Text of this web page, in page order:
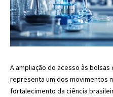
A ampliação do acesso às
representa um dos movimentos
fortalecimento da ciência